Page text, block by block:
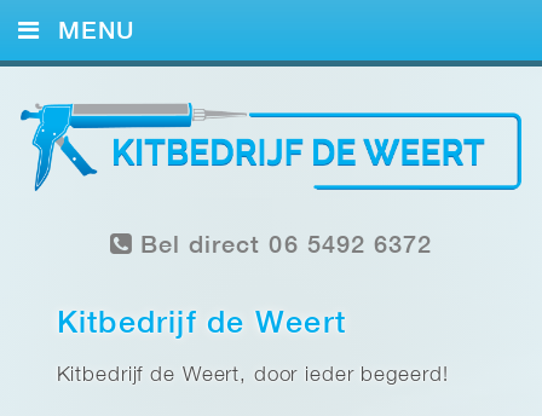
Bel direct 06 5492 6372
MENU
KITWERK
FOTO’S
REFERENTIES
Kitbedrijf de Weert
Kitbedrijf de Weert, door ieder begeerd!